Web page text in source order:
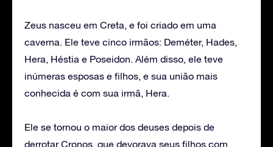
Zeus nasceu em Creta, e foi criado em uma
caverna. Ele teve cinco irmãos: Deméter, Hades,
Hera, Héstia e Poseidon. Além disso, ele teve
inúmeras esposas e filhos, e sua união mais
conhecida é com sua irmã, Hera.
Ele se tornou o maior dos deuses depois de
derrotar Cronos, que devorava seus filhos com